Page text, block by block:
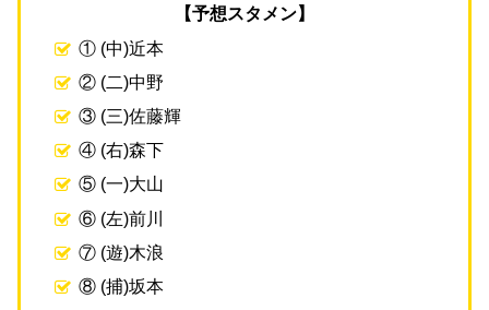
【予想スタメン】
① (中)近本
② (二)中野
③ (三)佐藤輝
④ (右)森下
⑤ (一)大山
⑥ (左)前川
⑦ (遊)木浪
⑧ (捕)坂本